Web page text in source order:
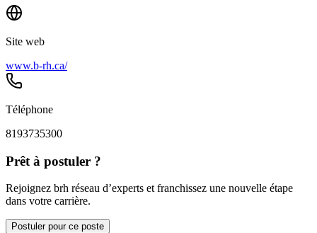
Site web
www.b-rh.ca/
Téléphone
8193735300
Prêt à postuler ?
Rejoignez brh réseau d’experts et franchissez une nouvelle étape
dans votre carrière.
Postuler pour ce poste